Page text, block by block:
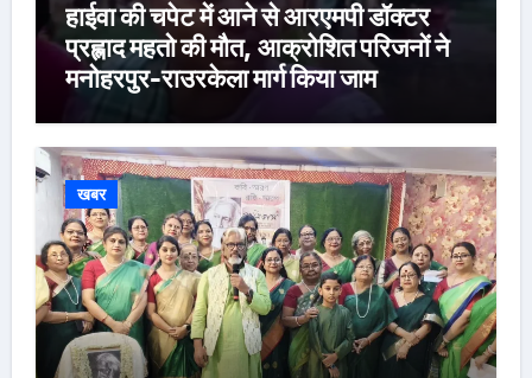
हाईवा की चपेट में आने से आरएमपी डॉक्टर
प्रह्लाद महतो की मौत, आक्रोशित परिजनों ने
मनोहरपुर-राउरकेला मार्ग किया जाम
खबर